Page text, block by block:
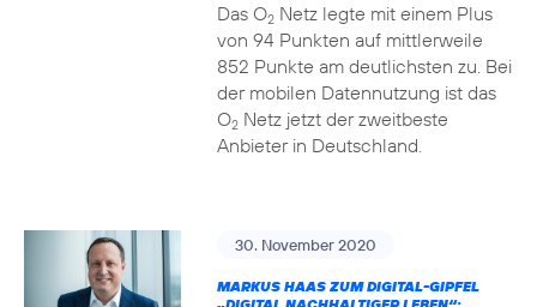
Das O2Netz legte mit einem Plus
von 94 Punkten auf mittlerweile
852 Punkte am deutlichsten zu. Bei
der mobilen Datennutzung ist das
O2Netz jetzt der zweitbeste
Anbieter in Deutschland.
30. November 2020
MARKUS HAAS ZUM DIGITAL-GIPFEL